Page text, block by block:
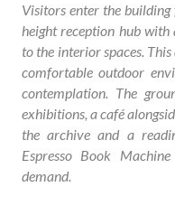
Visitors enter the
height reception hub
to the interior spaces.
comfortable outdoor
contemplation. The
exhibitions, a café
the archive and a
Espresso Book
demand.